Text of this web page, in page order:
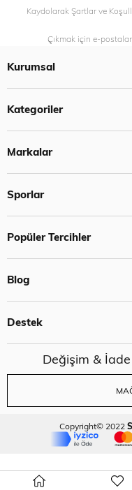
Kaydolarak Şartlar ve
Çıkmak için e-
Kurumsal
Kategoriler
Markalar
Sporlar
Popüler Tercihler
Blog
Destek
Değişim & İade
Copyright© 2022